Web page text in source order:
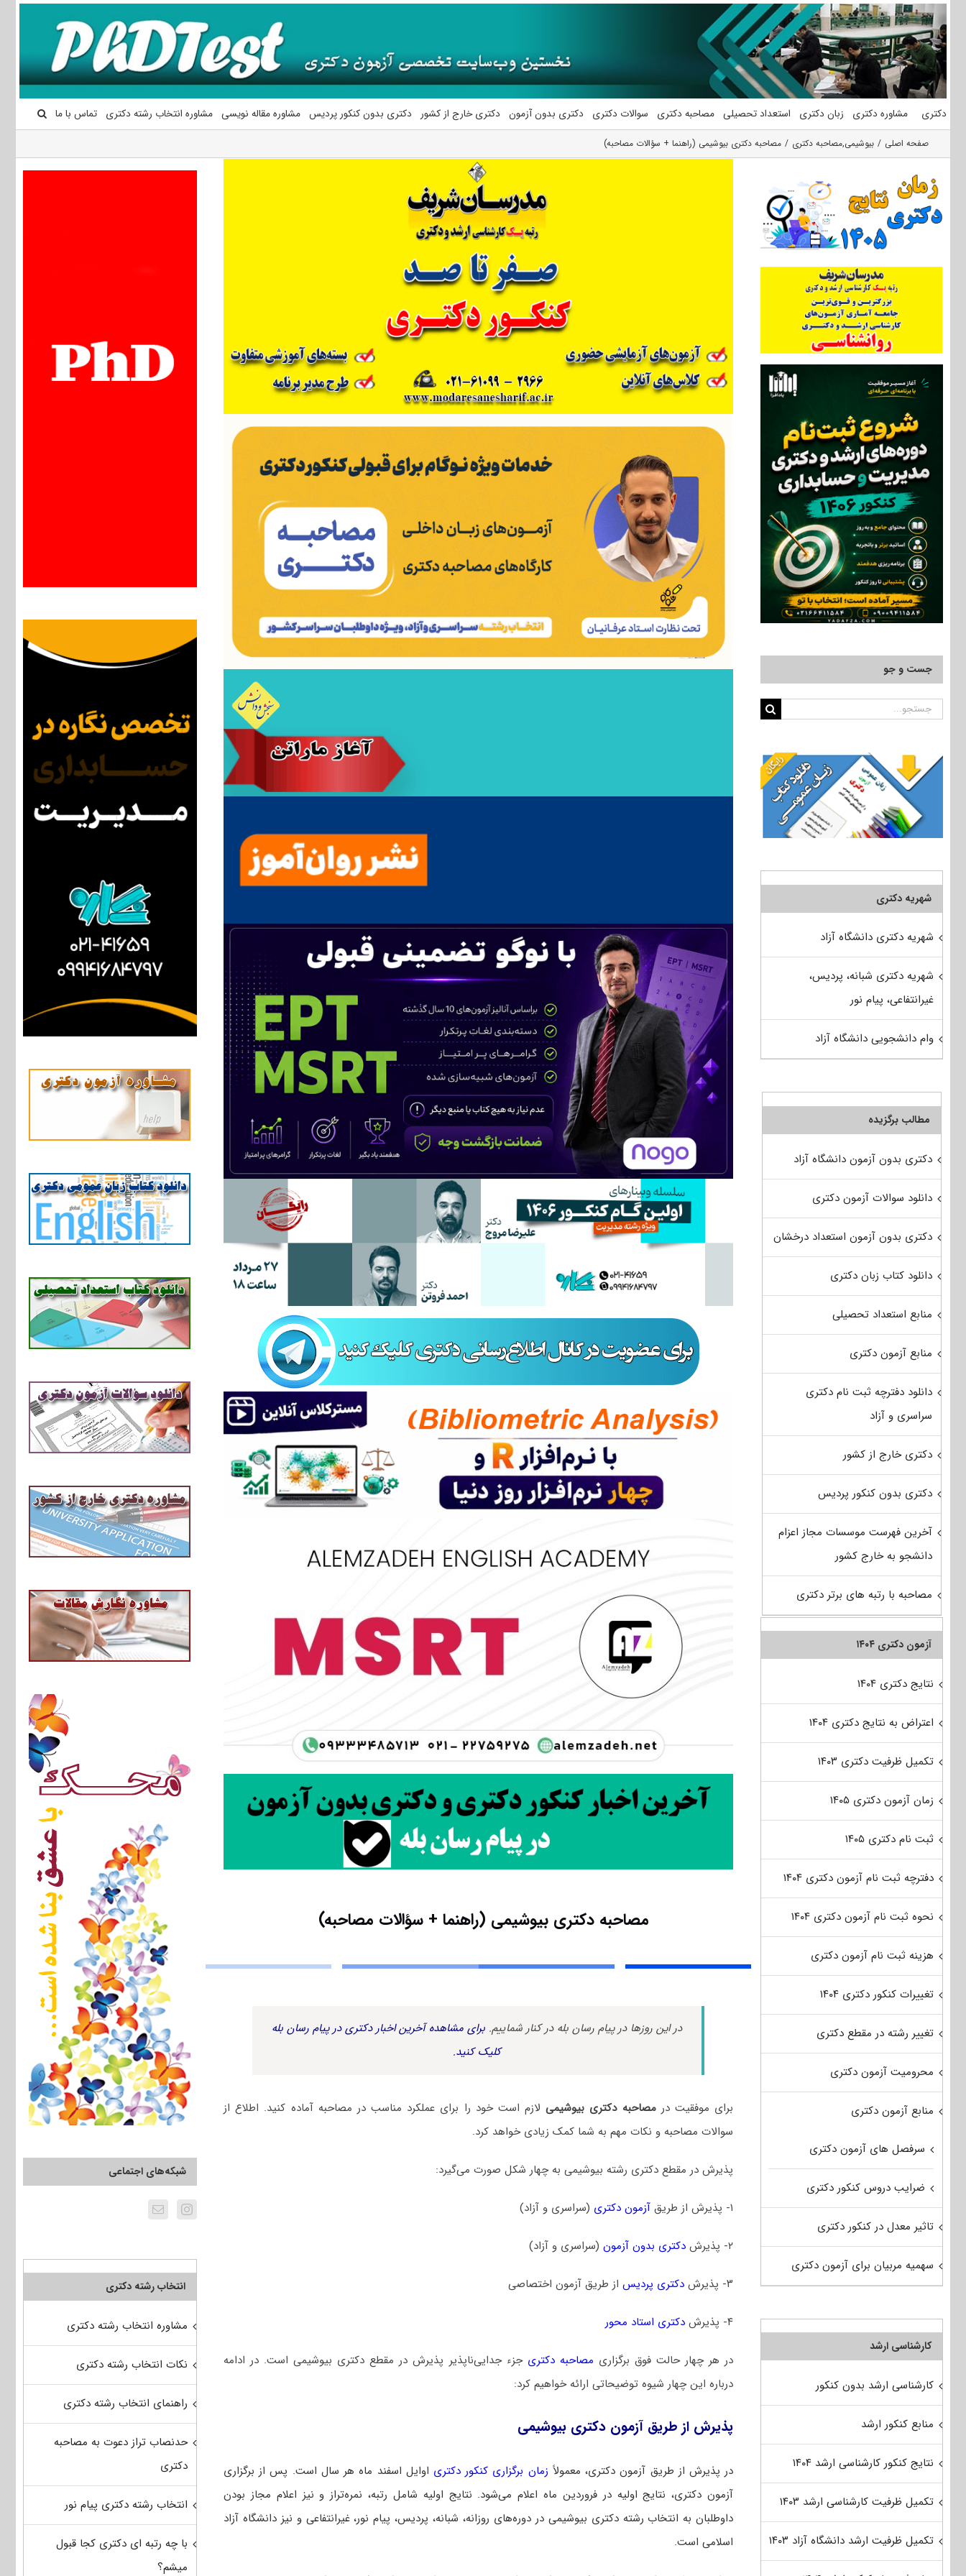
محتوا
دکتری مشاوره دکتری زبان دکتری استعداد تحصیلی مصاحبه دکتری سوالات دکتری دکتری بدون آزمون دکتری خارج از کشور دکتری بدون کنکور پردیس مشاوره مقاله نویسی مشاوره انتخاب رشته دکتری تماس با ما
صفحه اصلی بیوشیمی,مصاحبه دکتری مصاحبه دکتری بیوشیمی (راهنما + سؤالات مصاحبه)
مصاحبه دکتری بیوشیمی (راهنما + سؤالات مصاحبه)
در این روزها در پیام رسان بله در کنار شماییم. برای مشاهده آخرین اخبار دکتری در پیام رسان بله
کلیک کنید.
برای موفقیت درمصاحبه دکتری بیوشیمیلازم است خود را برای عملکرد مناسب در مصاحبه آماده کنید. اطلاع از
سوالات مصاحبه و نکات مهم به شما کمک زیادی خواهد کرد.
پذیرش در مقطع دکتری رشته بیوشیمی به چهار شکل صورت می‌گیرد:
۱- پذیرش از طریق آزمون دکتری (سراسری و آزاد)
۲- پذیرش دکتری بدون آزمون(سراسری و آزاد)
۳- پذیرش دکتری پردیساز طریق آزمون اختصاصی
۴- پذیرش دکتری استاد محور
در هر چهار حالت فوق برگزاری مصاحبه دکتری جزء جدایی‌ناپذیر پذیرش در مقطع دکتری بیوشیمی است. در ادامه
درباره این چهار شیوه توضیحاتی ارائه خواهیم کرد:
پذیرش از طریق آزمون دکتری بیوشیمی
در پذیرش از طریق آزمون دکتری، معمولاً زمان برگزاری کنکور دکتری اوایل اسفند ماه هر سال است. پس از برگزاری
آزمون دکتری، نتایج اولیه در فروردین ماه اعلام می‌شود. نتایج اولیه شامل رتبه، نمره‌تراز و نیز اعلام مجاز بودن
داوطلبان به انتخاب رشته دکتری بیوشیمی در دوره‌های روزانه، شبانه، پردیس، پیام نور، غیرانتفاعی و نیز دانشگاه آزاد
اسلامی است.
شبکه‌های اجتماعی
انتخاب رشته دکتری
مشاوره انتخاب رشته دکتری
نکات انتخاب رشته دکتری
راهنمای انتخاب رشته دکتری
حدنصاب تراز دعوت به مصاحبه
دکتری
انتخاب رشته دکتری پیام نور
با چه رتبه ای دکتری کجا قبول
میشم؟
جست و جو
جستجو
شهریه دکتری
شهریه دکتری دانشگاه آزاد
شهریه دکتری شبانه، پردیس،
غیرانتفاعی، پیام نور
وام دانشجویی دانشگاه آزاد
مطالب برگزیده
دکتری بدون آزمون دانشگاه آزاد
دانلود سوالات آزمون دکتری
دکتری بدون آزمون استعداد درخشان
دانلود کتاب زبان دکتری
منابع استعداد تحصیلی
منابع آزمون دکتری
دانلود دفترچه ثبت نام دکتری
سراسری و آزاد
دکتری خارج از کشور
دکتری بدون کنکور پردیس
آخرین فهرست موسسات مجاز اعزام
دانشجو به خارج کشور
مصاحبه با رتبه های برتر دکتری
آزمون دکتری ۱۴۰۴
نتایج دکتری ۱۴۰۴
اعتراض به نتایج دکتری ۱۴۰۴
تکمیل ظرفیت دکتری ۱۴۰۳
زمان آزمون دکتری ۱۴۰۵
ثبت نام دکتری ۱۴۰۵
دفترچه ثبت نام آزمون دکتری ۱۴۰۴
نحوه ثبت نام آزمون دکتری ۱۴۰۴
هزینه ثبت نام آزمون دکتری
تغییرات کنکور دکتری ۱۴۰۴
تغییر رشته در مقطع دکتری
محرومیت آزمون دکتری
منابع آزمون دکتری
سرفصل های آزمون دکتری
ضرایب دروس کنکور دکتری
تاثیر معدل در کنکور دکتری
سهمیه مربیان برای آزمون دکتری
کارشناسی ارشد
کارشناسی ارشد بدون کنکور
منابع کنکور ارشد
نتایج کنکور کارشناسی ارشد ۱۴۰۴
تکمیل ظرفیت کارشناسی ارشد ۱۴۰۳
تکمیل ظرفیت ارشد دانشگاه آزاد ۱۴۰۳